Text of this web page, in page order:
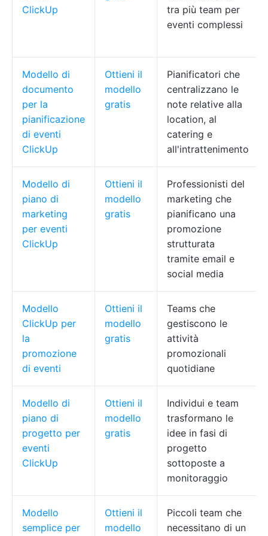
ClickUp
tra più team per
eventi complessi
Modello di
documento
per la
pianificazione
di eventi
ClickUp
Ottieni il
modello
gratis
Pianificatori che
centralizzano le
note relative alla
location, al
catering e
all'intrattenimento
Modello di
piano di
marketing
per eventi
ClickUp
Ottieni il
modello
gratis
Professionisti del
marketing che
pianificano una
promozione
strutturata
tramite email e
social media
Modello
ClickUp per
la
promozione
di eventi
Ottieni il
modello
gratis
Teams che
gestiscono le
attività
promozionali
quotidiane
Modello di
piano di
progetto per
eventi
ClickUp
Ottieni il
modello
gratis
Individui e team
trasformano le
idee in fasi di
progetto
sottoposte a
monitoraggio
Modello
semplice per
Ottieni il
modello
Piccoli team che
necessitano di un